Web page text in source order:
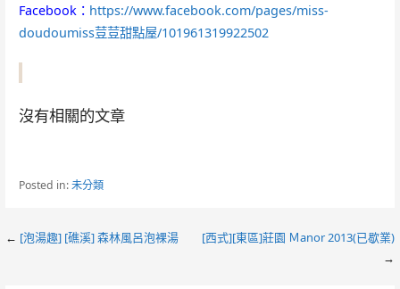
Facebook： https://www.facebook.com/pages/miss-
doudoumiss荳荳甜點屋/101961319922502
沒有相關的文章
Posted in:未分類
Post
← [泡湯趣] [礁溪] 森林風呂泡裸湯
[西式][東區]莊園 Ｍanor 2013(已歇業)
→